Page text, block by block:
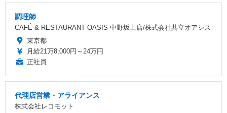
調理師
CAFÉ & RESTAURANT OASIS 中野坂上店/株式会社共立オアシス
東京都
月給21万8,000円～24万円
正社員
代理店営業・アライアンス
株式会社レコモット